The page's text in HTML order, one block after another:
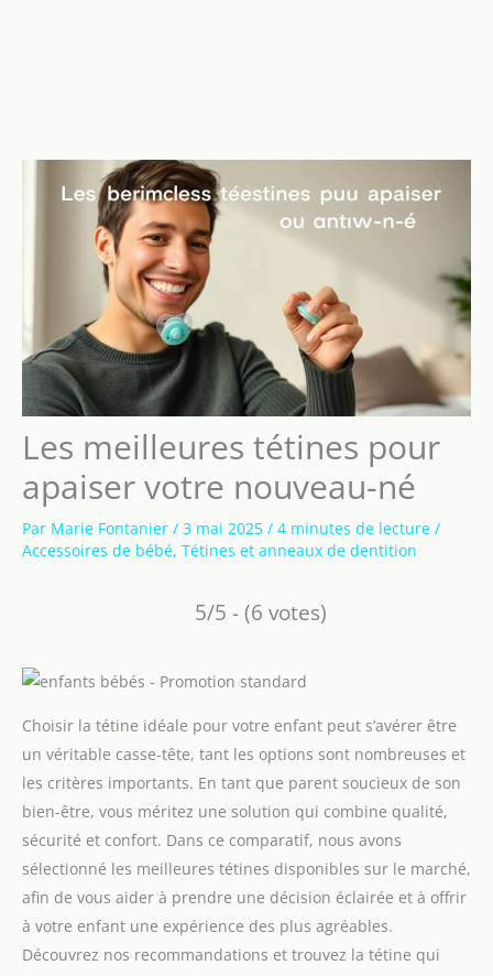
Les meilleures tétines pour
apaiser votre nouveau-né
Par Marie Fontanier / 3 mai 2025 / 4 minutes de lecture /
Accessoires de bébé, Tétines et anneaux de dentition
5/5 - (6 votes)
Choisir la tétine idéale pour votre enfant peut s’avérer être
un véritable casse-tête, tant les options sont nombreuses et
les critères importants. En tant que parent soucieux de son
bien-être, vous méritez une solution qui combine qualité,
sécurité et confort. Dans ce comparatif, nous avons
sélectionné les meilleures tétines disponibles sur le marché,
afin de vous aider à prendre une décision éclairée et à offrir
à votre enfant une expérience des plus agréables.
Découvrez nos recommandations et trouvez la tétine qui